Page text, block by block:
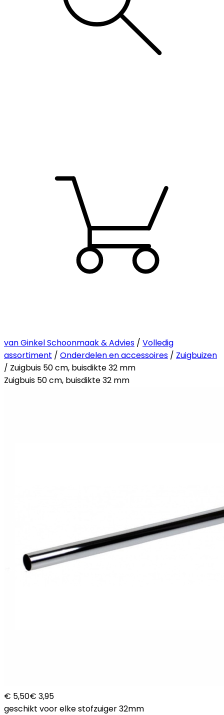
van Ginkel Schoonmaak & Advies / Volledig
assortiment / Onderdelen en accessoires / Zuigbuizen
/ Zuigbuis 50 cm, buisdikte 32 mm
Zuigbuis 50 cm, buisdikte 32 mm
€ 5,50€ 3,95
geschikt voor elke stofzuiger 32mm